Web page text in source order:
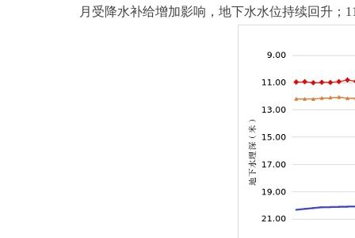
月受降水补给增加影响，地下水水位持续回升；